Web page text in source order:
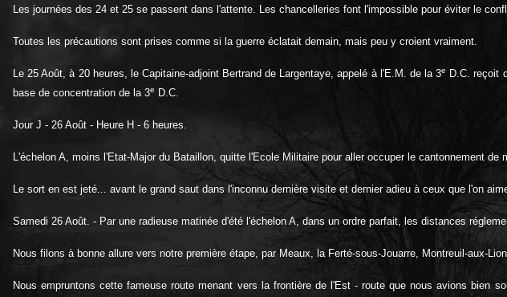
Les journées des 24 et 25 se passent dans l'attente. Les chancelleries font l'impossible pour éviter le
Toutes les précautions sont prises comme si la guerre éclatait demain, mais peu y croient vraiment.
Le 25 Août, à 20 heures, le Capitaine-adjoint Bertrand de Largentaye, appelé à l'E.M. de la 3e D.C. reçoit
base de concentration de la 3e D.C.
Jour J - 26 Août - Heure H - 6 heures.
L'échelon A, moins l'Etat-Major du Bataillon, quitte l'Ecole Militaire pour aller occuper le cantonnement de
Le sort en est jeté... avant le grand saut dans l'inconnu dernière visite et dernier adieu à ceux que l'on
Samedi 26 Août. - Par une radieuse matinée d'été l'échelon A, dans un ordre parfait, les distances
Nous filons à bonne allure vers notre première étape, par Meaux, la Ferté-sous-Jouarre, Montreuil-aux-
Nous empruntons cette fameuse route menant vers la frontière de l'Est - route que nous avions bien